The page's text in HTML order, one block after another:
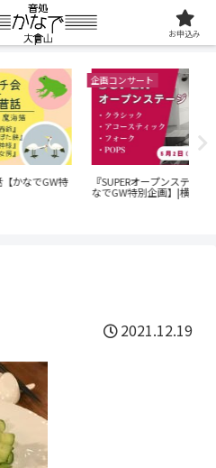
企画コンサート
『SUPERオープンステージ』【か
なでGW特別企画】|横浜
2021.12.19
お申込み